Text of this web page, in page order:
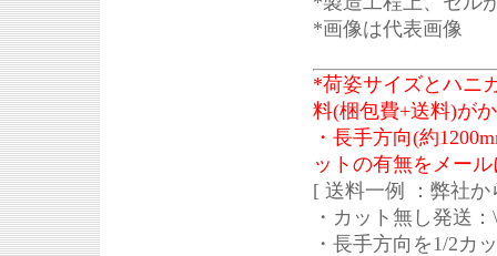
*画像は代表画像
*荷姿サイズとハニ
料(梱包費+送料)が
・長手方向(約
ットの有無をメー
[ 送料一例 ：弊社
・カット無し発送
・長手方向を1/2カ